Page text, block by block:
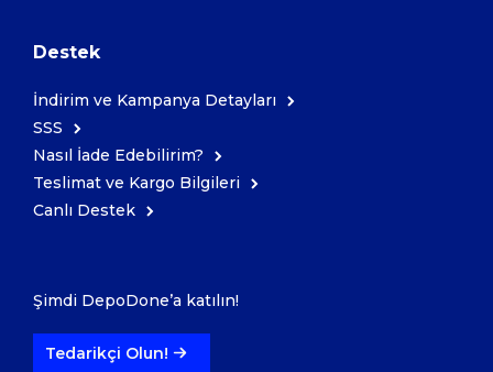
Destek
İndirim ve Kampanya Detayları
SSS
Nasıl İade Edebilirim?
Teslimat ve Kargo Bilgileri
Canlı Destek
Şimdi DepoDone’a katılın!
Tedarikçi Olun!